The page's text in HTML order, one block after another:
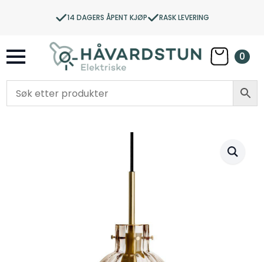
14 DAGERS ÅPENT KJØP RASK LEVERING
0